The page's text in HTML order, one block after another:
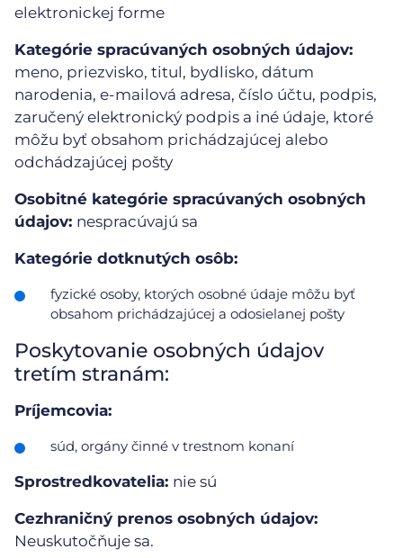
elektronickej forme
Kategórie spracúvaných osobných údajov:
meno, priezvisko, titul, bydlisko, dátum
narodenia, e-mailová adresa, číslo účtu, podpis,
zaručený elektronický podpis a iné údaje, ktoré
môžu byť obsahom prichádzajúcej alebo
odchádzajúcej pošty
Osobitné kategórie spracúvaných osobných
údajov: nespracúvajú sa
Kategórie dotknutých osôb:
fyzické osoby, ktorých osobné údaje môžu byť
obsahom prichádzajúcej a odosielanej pošty
Poskytovanie osobných údajov
tretím stranám:
Príjemcovia:
súd, orgány činné v trestnom konaní
Sprostredkovatelia: nie sú
Cezhraničný prenos osobných údajov:
Neuskutočňuje sa.